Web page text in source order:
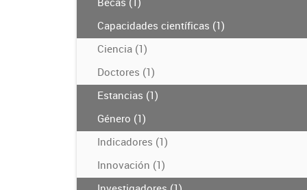
Capacidades científicas (1)
Ciencia (1)
Doctores (1)
Estancias (1)
Género (1)
Indicadores (1)
Innovación (1)